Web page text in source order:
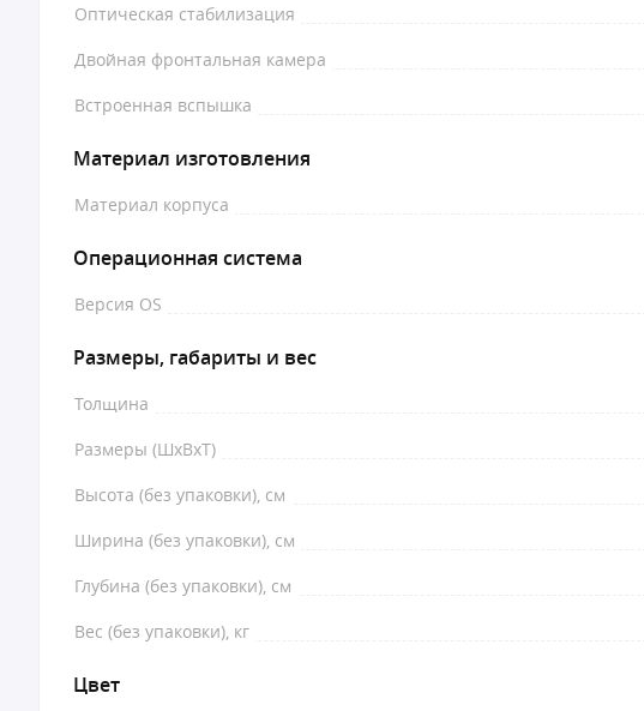
Оптическая стабилизация
Двойная фронтальная камера
Встроенная вспышка
Материал изготовления
Материал корпуса
Операционная система
Версия OS
Размеры, габариты и вес
Толщина
Размеры (ШxВxТ)
Высота (без упаковки), см
Ширина (без упаковки), см
Глубина (без упаковки), см
Вес (без упаковки), кг
Цвет